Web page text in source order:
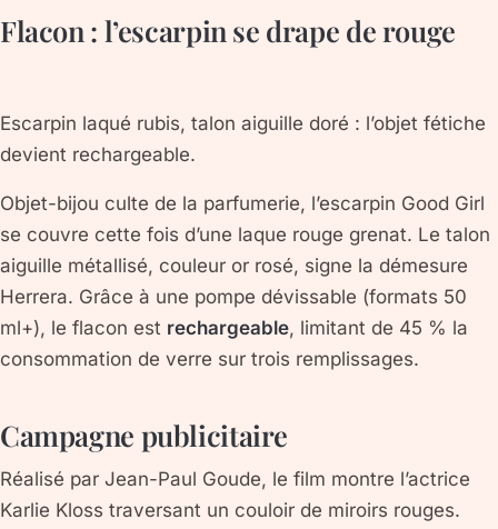
Flacon : l’escarpin se drape de rouge
Escarpin laqué rubis, talon aiguille doré : l’objet fétiche
devient rechargeable.
Objet-bijou culte de la parfumerie, l’escarpin Good Girl
se couvre cette fois d’une laque rouge grenat. Le talon
aiguille métallisé, couleur or rosé, signe la démesure
Herrera. Grâce à une pompe dévissable (formats 50
ml+), le flacon est rechargeable, limitant de 45 % la
consommation de verre sur trois remplissages.
Campagne publicitaire
Réalisé par Jean-Paul Goude, le film montre l’actrice
Karlie Kloss traversant un couloir de miroirs rouges.